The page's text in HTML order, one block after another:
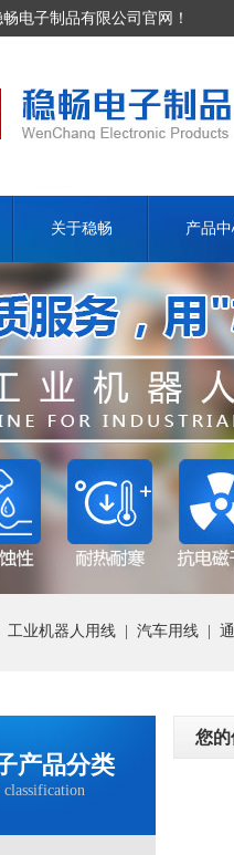
电子制品有限公司官网！
关于稳畅 产品
工业机器人用线 汽车用线
产品分类
classification
您的